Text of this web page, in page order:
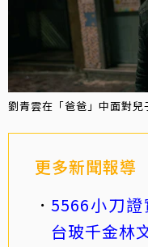
劉青雲在「爸爸」中面對
更多新聞報導
5566小刀
台玻千金林